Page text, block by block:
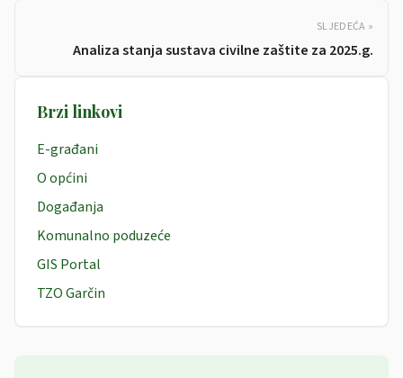
SLJEDEĆA »
Analiza stanja sustava civilne zaštite za 2025.g.
Brzi linkovi
E-građani
O općini
Događanja
Komunalno poduzeće
GIS Portal
TZO Garčin